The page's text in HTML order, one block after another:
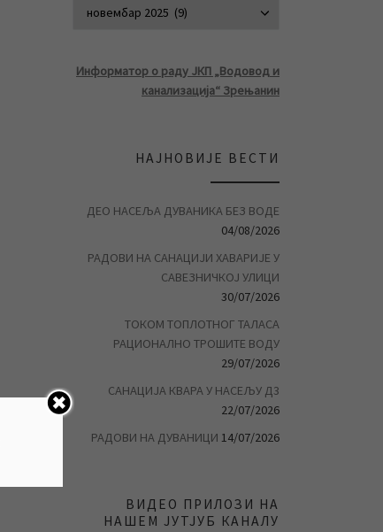
Информатор о раду ЈКП „Водовод и
канализација“ Зрењанин
НАЈНОВИЈЕ ВЕСТИ
ДЕО НАСЕЉА ДУВАНИКА БЕЗ ВОДЕ
04/08/2026
РАДОВИ НА САНАЦИЈИ ХАВАРИЈЕ У
САВЕЗНИЧКОЈ УЛИЦИ
30/07/2026
ТОКОМ ТОПЛОТНОГ ТАЛАСА
РАЦИОНАЛНО ТРОШИТЕ ВОДУ
29/07/2026
САНАЦИЈА КВАРА У НАСЕЉУ Д3
22/07/2026
РАДОВИ НА ДУВАНИЦИ 14/07/2026
ВИДЕО ПРИЛОЗИ НА
НАШЕМ ЈУТЈУБ КАНАЛУ